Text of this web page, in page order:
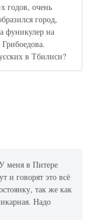
годов, очень
город,
фуникулер на
в Тбилиси?
меня в Питере
и говорят это всё
так же как
Надо